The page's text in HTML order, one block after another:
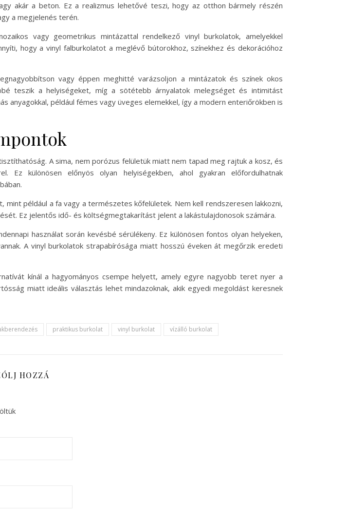
akár a beton. Ez a realizmus lehetővé teszi, hogy az otthon bármely részén
a megjelenés terén.
vagy geometrikus mintázattal rendelkező vinyl burkolatok, amelyekkel
hogy a vinyl falburkolatot a meglévő bútorokhoz, színekhez és dekorációhoz
vagy éppen meghitté varázsoljon a mintázatok és színek okos
teszik a helyiségeket, míg a sötétebb árnyalatok melegséget és intimitást
anyagokkal, például fémes vagy üveges elemekkel, így a modern enteriőrökben is
A sima, nem porózus felületük miatt nem tapad meg rajtuk a kosz, és
Ez különösen előnyös olyan helyiségekben, ahol gyakran előfordulhatnak
például a fa vagy a természetes kőfelületek. Nem kell rendszeresen lakkozni,
Ez jelentős idő- és költségmegtakarítást jelent a lakástulajdonosok számára.
használat során kevésbé sérülékeny. Ez különösen fontos olyan helyeken,
A vinyl burkolatok strapabírósága miatt hosszú éveken át megőrzik eredeti
kínál a hagyományos csempe helyett, amely egyre nagyobb teret nyer a
miatt ideális választás lehet mindazoknak, akik egyedi megoldást keresnek
praktikus burkolat vinyl burkolat vízálló burkolat
HOZZÁ